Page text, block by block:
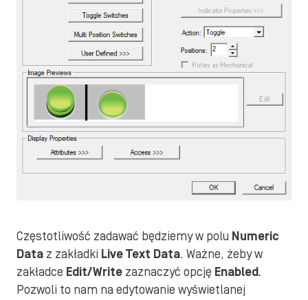
Częstotliwość zadawać będziemy w polu Numeric
Data z zakładki Live Text Data. Ważne, żeby w
zakładce Edit/Write zaznaczyć opcję Enabled.
Pozwoli to nam na edytowanie wyświetlanej